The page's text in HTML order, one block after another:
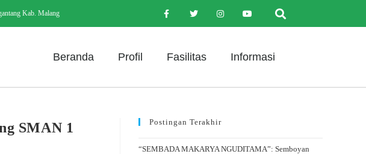
Kab. Malang
Beranda Profil Fasilitas Informasi
SMAN 1
Postingan Terakhir
“SEMBADA MAKARYA NGUDITAMA”: Semboyan